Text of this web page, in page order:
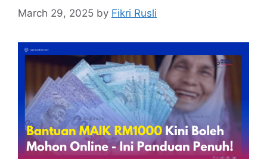
March 29, 2025 by Fikri Rusli